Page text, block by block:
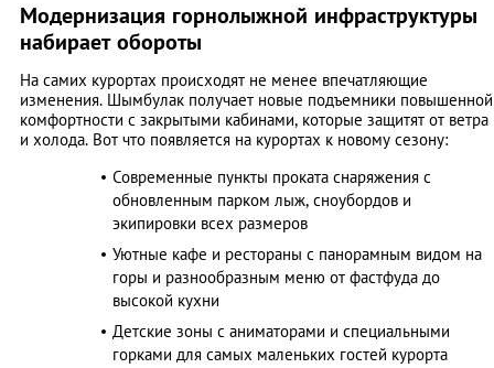
Модернизация горнолыжной инфраструктуры
набирает обороты
На самих курортах происходят не менее впечатляющие
изменения. Шымбулак получает новые подъемники повышенной
комфортности с закрытыми кабинами, которые защитят от ветра
и холода. Вот что появляется на курортах к новому сезону:
Современные пункты проката снаряжения с
обновленным парком лыж, сноубордов и
экипировки всех размеров
Уютные кафе и рестораны с панорамным видом на
горы и разнообразным меню от фастфуда до
высокой кухни
Детские зоны с аниматорами и специальными
горками для самых маленьких гостей курорта